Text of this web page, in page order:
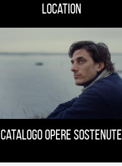
Location
Catalogo opere sostenute